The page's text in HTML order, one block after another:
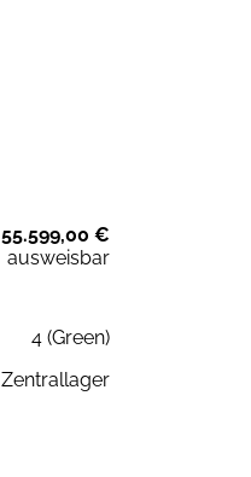
55.599,00 €
ausweisbar
4 (Green)
Zentrallager